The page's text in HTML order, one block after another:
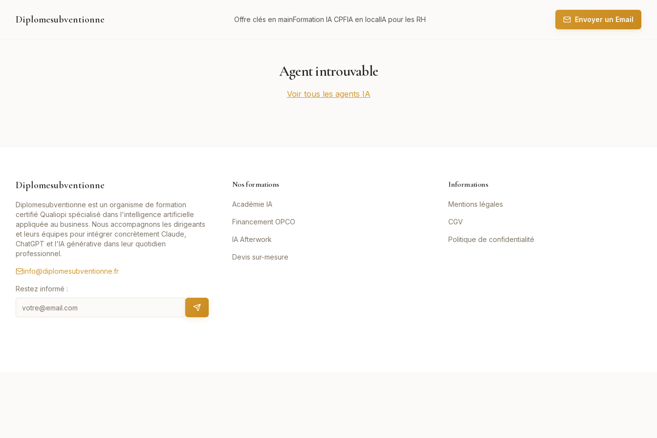
Diplomesubventionne Offre clés en mainFormation IA CPFIA en localIA pour les RH Envoyer un Email
Agent introuvable
Voir tous les agents IA
Diplomesubventionne
Diplomesubventionne est un organisme de formation
certifié Qualiopi spécialisé dans l'intelligence artificielle
appliquée au business. Nous accompagnons les dirigeants
et leurs équipes pour intégrer concrètement Claude,
ChatGPT et l'IA générative dans leur quotidien
professionnel.
info@diplomesubventionne.fr
Restez informé :
Nos formations
Académie IA
Financement OPCO
IA Afterwork
Devis sur-mesure
Informations
Mentions légales
CGV
Politique de confidentialité